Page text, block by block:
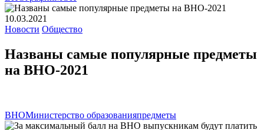
10.03.2021
Новости Общество
Названы самые популярные предметы
на ВНО-2021
ВНОМинистерство образованияпредметы